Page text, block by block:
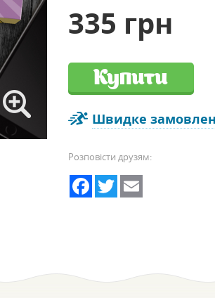
335 грн
Купити
Швидке
Розповісти друзям:
Facebook
Twitter